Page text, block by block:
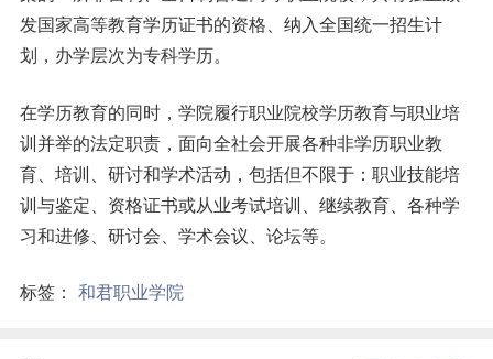
发国家高等教育学历证书的资格、纳入全国统一招生计
划，办学层次为专科学历。
在学历教育的同时，学院履行职业院校学历教育与职业培
训并举的法定职责，面向全社会开展各种非学历职业教
育、培训、研讨和学术活动，包括但不限于：职业技能培
训与鉴定、资格证书或从业考试培训、继续教育、各种学
习和进修、研讨会、学术会议、论坛等。
标签： 和君职业学院